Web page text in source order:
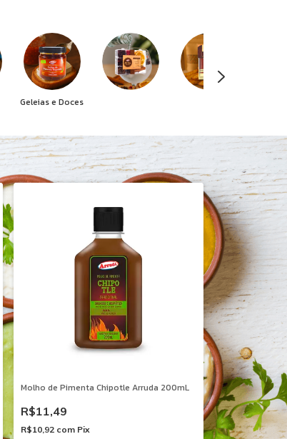
Geleias e Doces
Molho de Pimenta Chipotle Arruda 200mL
R$11,49
R$10,92 com Pix